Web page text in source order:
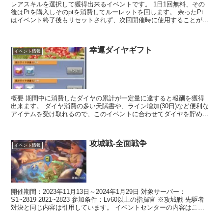
レアスキルを選択して獲得出来るイベントです。 1日1回無料、その
後はPtを購入しそのptを消費してルーレットを回します。 余ったPt
はイベント終了後もリセットされず、次回開催時に使用することがで
イベント情報 幸運ダイヤギフト
概要 期間中に消費したダイヤの累計が一定量に達すると報酬を獲得
出来ます。 ダイヤ消費の多い天賦書や、ライン増加(30日)など便利な
アイテムを受け取れるので、このイベントに合わせてダイヤを貯めて
イベント情報 攻城戦-全面戦争
開催期間：2023年11月13日～2024年1月29日 対象サーバー：
S1~2819 2821~2823 参加条件：Lv60以上の指揮官 ※攻城戦-先駆者
対決と同じ内容は引用しています。 イベントセンターの内容はこち